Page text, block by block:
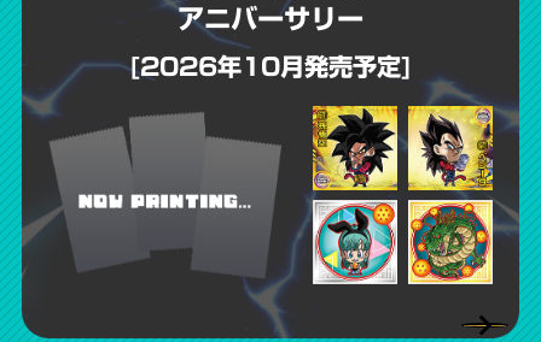
アニバーサリー
[2026年10月発売予定]